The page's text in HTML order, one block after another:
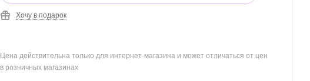
Хочу в подарок
Цена действительна только для интернет-магазина и может отличаться от цен
в розничных магазинах